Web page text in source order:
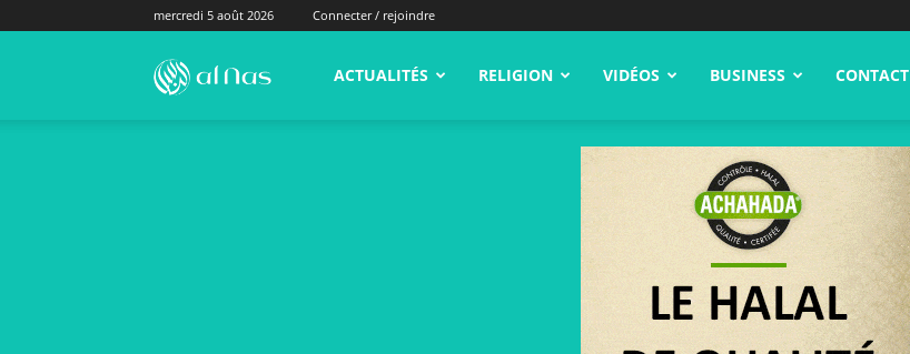
mercredi 5 août 2026 Connecter / rejoindre
alNas.fr ACTUALITÉS RELIGION VIDÉOS BUSINESS CONTACT